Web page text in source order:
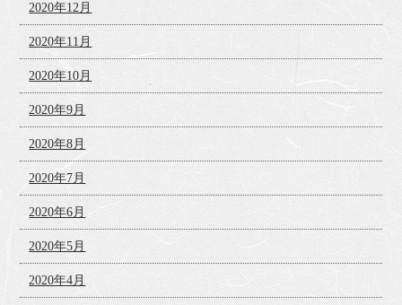
2020年12月
2020年11月
2020年10月
2020年9月
2020年8月
2020年7月
2020年6月
2020年5月
2020年4月